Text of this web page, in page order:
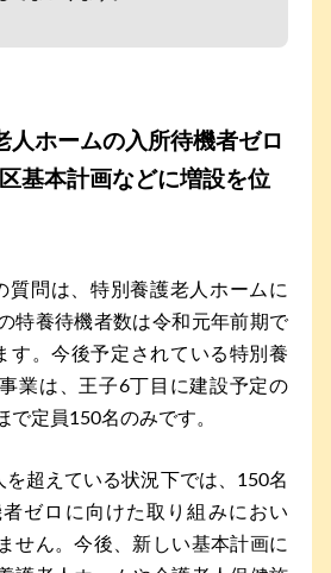
人ホームの入所待機者ゼロ
基本計画などに増設を位
質問は、特別養護老人ホームに
特養待機者数は令和元年前期で
す。今後予定されている特別養
業は、王子6丁目に建設予定の
で定員150名のみです。
超えている状況下では、150名
ゼロに向けた取り組みにおい
せん。今後、新しい基本計画に